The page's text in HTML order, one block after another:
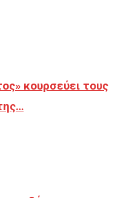
κουρσεύει τους